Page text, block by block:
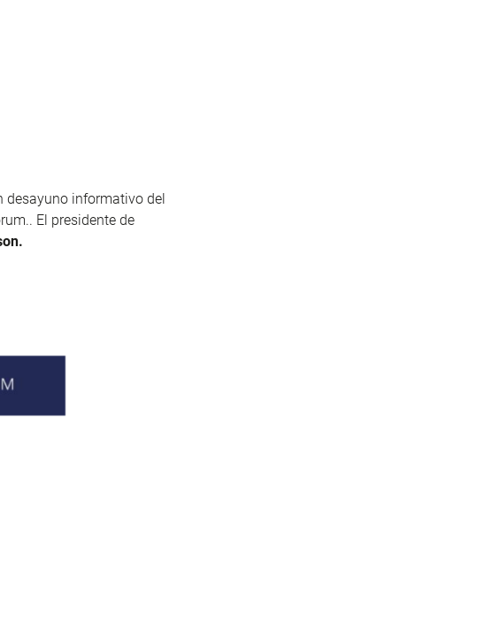
desayuno informativo del
.. El presidente de